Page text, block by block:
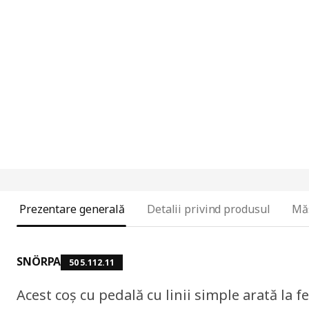
Prezentare generală Detalii privind produsul
SNÖRPA 505.112.11
Acest coș cu pedală cu linii simple arată la